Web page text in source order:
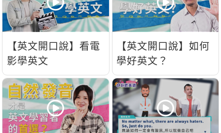
新聞英文
【英文開口說】看電
影學英文
【英文開口說】如何
學好英文？